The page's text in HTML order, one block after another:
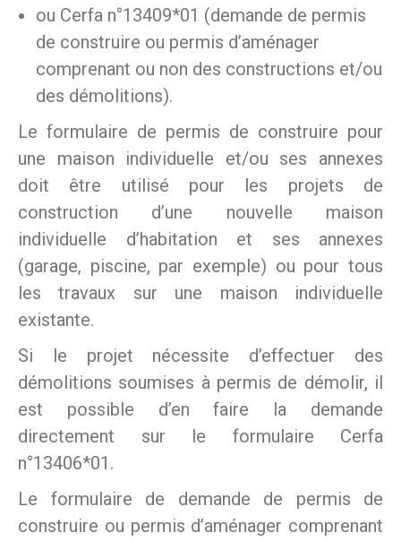
ou Cerfa n°13409*01 (demande de permis
de construire ou permis d’aménager
comprenant ou non des constructions et/ou
des démolitions).
Le formulaire de permis de construire pour
une maison individuelle et/ou ses annexes
doit être utilisé pour les projets de
construction d’une nouvelle maison
individuelle d’habitation et ses annexes
(garage, piscine, par exemple) ou pour tous
les travaux sur une maison individuelle
existante.
Si le projet nécessite d’effectuer des
démolitions soumises à permis de démolir, il
est possible d’en faire la demande
directement sur le formulaire Cerfa
n°13406*01.
Le formulaire de demande de permis de
construire ou permis d’aménager comprenant